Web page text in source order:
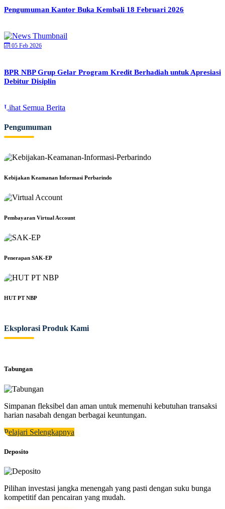
Pengumuman Kantor Buka Kembali 18 Februari 2026
05 Feb 2026
BPR NBP Grup Gelar Program Kredit Berhadiah untuk Apresiasi
Debitur Disiplin
Lihat Semua Berita
Pengumuman
Kebijakan Keamanan Informasi Perbarindo
Pembayaran Virtual Account
Penerapan SAK-EP
HUT PT NBP
Eksplorasi Produk Kami
Tabungan
Simpanan fleksibel dan aman untuk memenuhi kebutuhan transaksi
harian nasabah dengan berbagai keuntungan.
Pelajari Selengkapnya
Deposito
Pilihan investasi jangka menengah yang pasti dengan suku bunga
kompetitif dan pencairan yang mudah.